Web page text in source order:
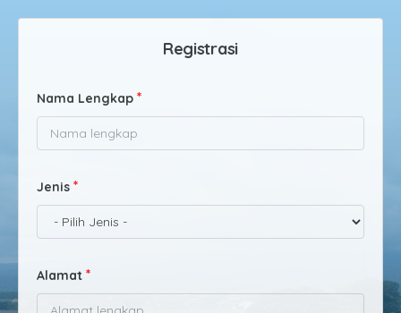
Registrasi
Nama Lengkap
Jenis
Alamat